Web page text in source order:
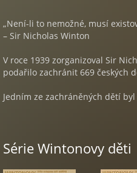
„Není-li to nemožné, musí
– Sir Nicholas Winton
V roce 1939 zorganizoval Sir
podařilo zachránit 669 českých
Jedním ze zachráněných dětí
sondy programu Voyager.
věku 14 let, byl jako jedno z
zásluhou humanitárního úsilí
Série Wintonovy děti